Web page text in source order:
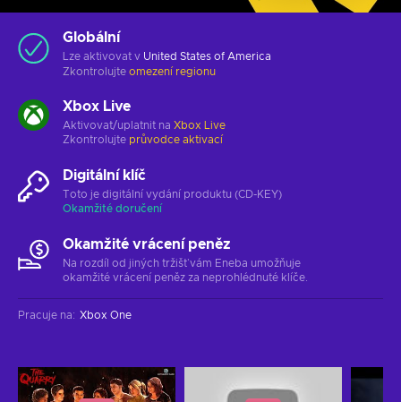
Globální
Lze aktivovat v United States of America
Zkontrolujte omezení regionu
Xbox Live
Aktivovat/uplatnit na Xbox Live
Zkontrolujte průvodce aktivací
Digitální klíč
Toto je digitální vydání produktu (CD-KEY)
Okamžité doručení
Okamžité vrácení peněz
Na rozdíl od jiných tržišť vám Eneba umožňuje
okamžité vrácení peněz za neprohlédnuté klíče.
Pracuje na: Xbox One